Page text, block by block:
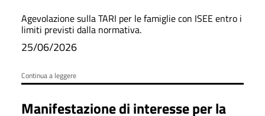
Agevolazione sulla TARI per le famiglie con ISEE entro i
limiti previsti dalla normativa.
25/06/2026
Continua a leggere
Manifestazione di interesse per la